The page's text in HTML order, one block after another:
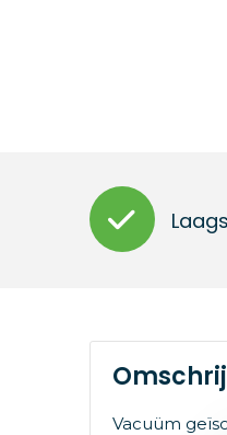
Vacuüm